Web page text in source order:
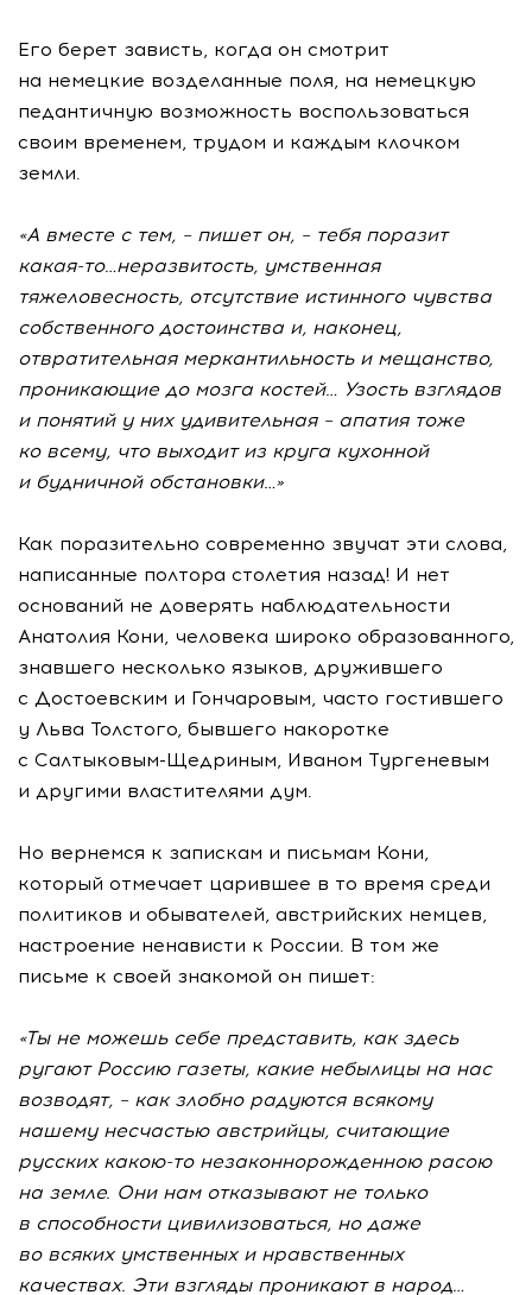
Его берет зависть, когда он смотрит
на немецкие возделанные поля, на немецкую
педантичную возможность воспользоваться
своим временем, трудом и каждым клочком
земли.
«А вместе с тем, – пишет он, – тебя поразит
какая-то…неразвитость, умственная
тяжеловесность, отсутствие истинного чувства
собственного достоинства и, наконец,
отвратительная меркантильность и мещанство,
проникающие до мозга костей… Узость взглядов
и понятий у них удивительная – апатия тоже
ко всему, что выходит из круга кухонной
и будничной обстановки…»
Как поразительно современно звучат эти слова,
написанные полтора столетия назад! И нет
оснований не доверять наблюдательности
Анатолия Кони, человека широко образованного,
знавшего несколько языков, дружившего
с Достоевским и Гончаровым, часто гостившего
у Льва Толстого, бывшего накоротке
с Салтыковым-Щедриным, Иваном Тургеневым
и другими властителями дум.
Но вернемся к запискам и письмам Кони,
который отмечает царившее в то время среди
политиков и обывателей, австрийских немцев,
настроение ненависти к России. В том же
письме к своей знакомой он пишет:
«Ты не можешь себе представить, как здесь
ругают Россию газеты, какие небылицы на нас
возводят, – как злобно радуются всякому
нашему несчастью австрийцы, считающие
русских какою-тонезаконнорожденною расою
на земле. Они нам отказывают не только
в способности цивилизоваться, но даже
во всяких умственных и нравственных
качествах. Эти взгляды проникают в народ…